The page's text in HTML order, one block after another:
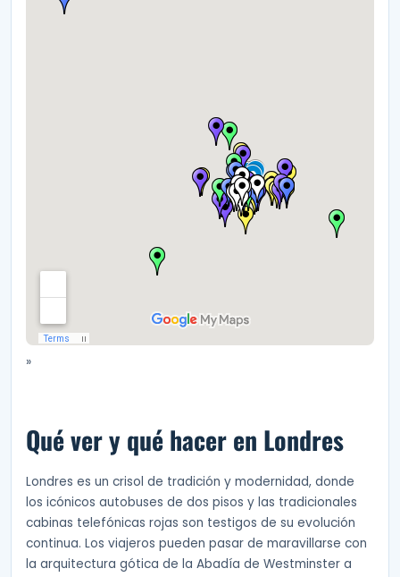
»
Qué ver y qué hacer en Londres
Londres es un crisol de tradición y modernidad, donde
los icónicos autobuses de dos pisos y las tradicionales
cabinas telefónicas rojas son testigos de su evolución
continua. Los viajeros pueden pasar de maravillarse con
la arquitectura gótica de la Abadía de Westminster a